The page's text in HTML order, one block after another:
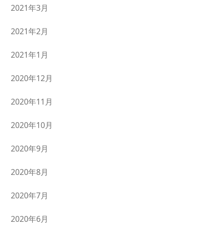
2021年3月
2021年2月
2021年1月
2020年12月
2020年11月
2020年10月
2020年9月
2020年8月
2020年7月
2020年6月